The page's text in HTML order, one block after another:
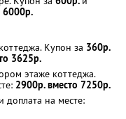
6000р.
Купон за 360р.
3625р.
этаже коттеджа.
2900р. вместо 7250р.
и доплата на месте: